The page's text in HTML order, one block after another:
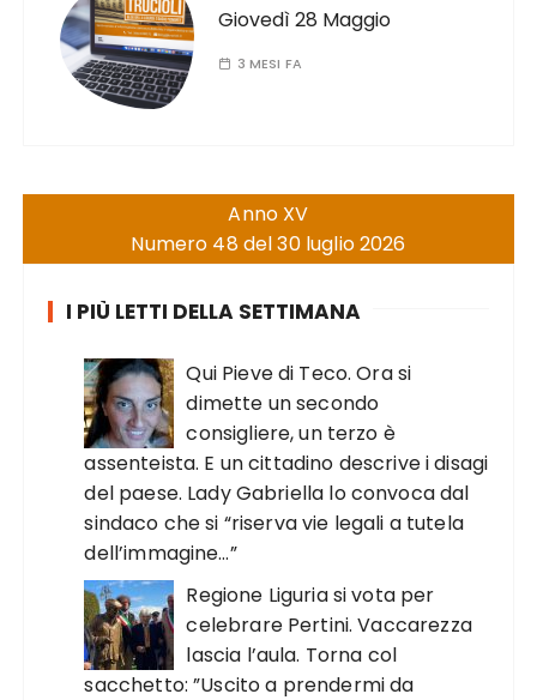
Giovedì 28 Maggio
3 MESI FA
Anno XV
Numero 48 del 30 luglio 2026
I PIÙ LETTI DELLA SETTIMANA
Qui Pieve di Teco. Ora si
dimette un secondo
consigliere, un terzo è
assenteista. E un cittadino descrive i disagi
del paese. Lady Gabriella lo convoca dal
sindaco che si “riserva vie legali a tutela
dell’immagine…”
Regione Liguria si vota per
celebrare Pertini. Vaccarezza
lascia l’aula. Torna col
sacchetto: ”Uscito a prendermi da